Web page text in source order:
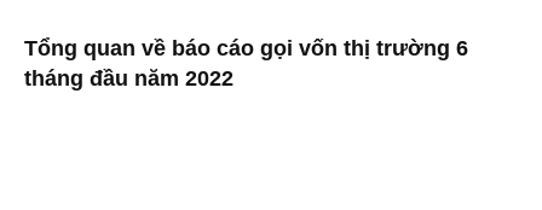
Tổng quan về báo cáo gọi vốn thị trường 6
tháng đầu năm 2022